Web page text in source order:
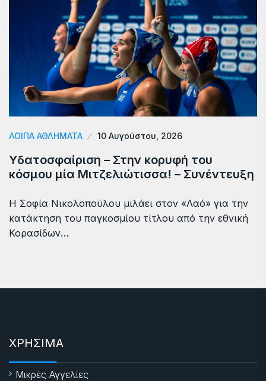
ΛΟΙΠΑ ΑΘΛΗΜΑΤΑ 10 Αυγούστου, 2026
Υδατοσφαίριση – Στην κορυφή του
κόσμου μία Μιτζελιώτισσα! – Συνέντευξη
Η Σοφία Νικολοπούλου μιλάει στον «Λαό» για την
κατάκτηση του παγκοσμίου τίτλου από την εθνική
Κορασίδων…
ΧΡΗΣΙΜΑ
Μικρές Αγγελίες